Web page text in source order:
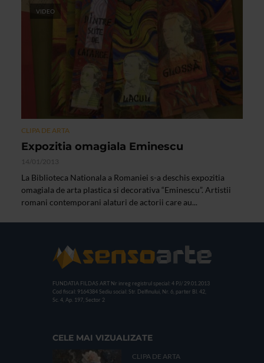
VIDEO
CLIPA DE ARTA
Expozitia omagiala Eminescu
14/01/2013
La Biblioteca Nationala a Romaniei s-a deschis expozitia
omagiala de arta plastica si decorativa “Eminescu”. Artistii
romani contemporani alaturi de actorii care au...
FUNDATIA FILDAS ART Nr inreg registrul special: 4 PJ/ 29.01.2013
Cod fiscal: 9164384 Sediu social: Str. Delfinului, Nr. 6, parter Bl. 42,
Sc. 4, Ap. 197, Sector 2
CELE MAI VIZUALIZATE
CLIPA DE ARTA